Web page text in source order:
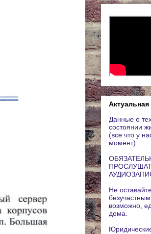
Данные о
состоянии
(все что у
момент)
Не
возможно,
дома.